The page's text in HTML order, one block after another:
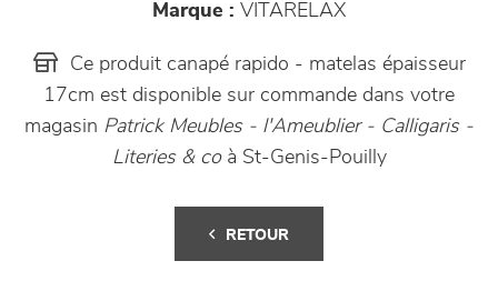
Marque : VITARELAX
Ce produit canapé rapido - matelas épaisseur
17cm est disponible sur commande dans votre
magasin Patrick Meubles - l'Ameublier - Calligaris -
Literies & coà St-Genis-Pouilly
RETOUR